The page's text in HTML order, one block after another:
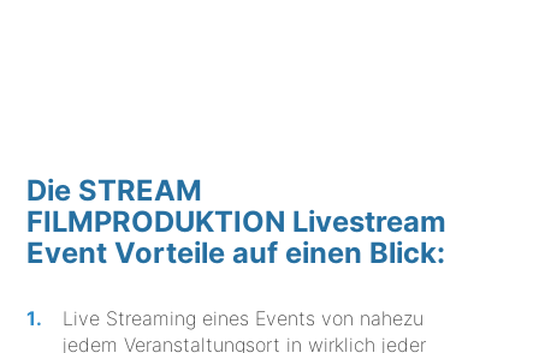
Die STREAM
FILMPRODUKTION Livestream
Event Vorteile auf einen Blick:
Live Streaming eines Events von nahezu
jedem Veranstaltungsort in wirklich jeder